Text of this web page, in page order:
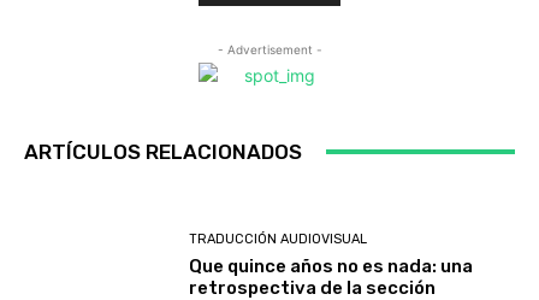
- Advertisement -
ARTÍCULOS RELACIONADOS
TRADUCCIÓN AUDIOVISUAL
Que quince años no es nada: una
retrospectiva de la sección